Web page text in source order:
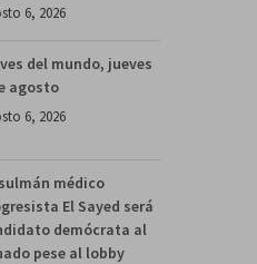
6, 2026
del mundo, jueves
agosto
6, 2026
médico
El Sayed será
demócrata al
pese al lobby